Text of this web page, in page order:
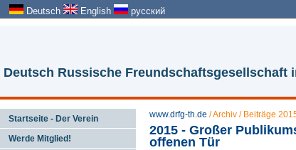
Deutsch English русский
Deutsch Russische Freundschaftsgesellschaft
Startseite - Der Verein
Werde Mitglied!
www.drfg-th.de /Archiv / Beiträge
2015 - Großer
offenen Tür